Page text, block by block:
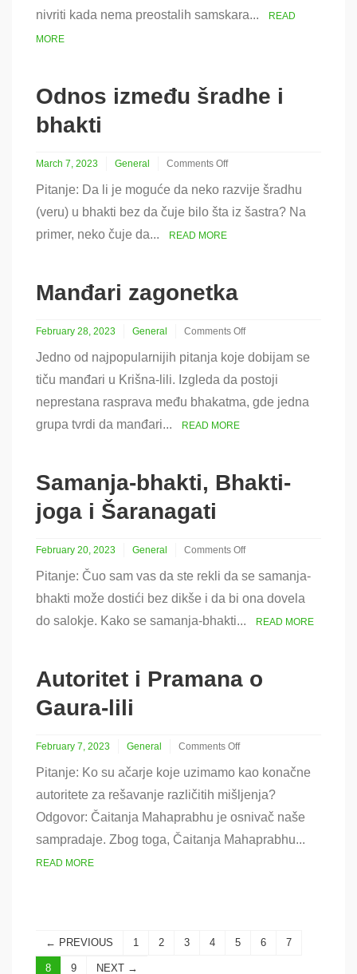
nivriti kada nema preostalih samskara...
READ
MORE
Odnos između šradhe i
bhakti
March 7, 2023 General
Comments Off
Odnos
između
šradhe
Pitanje: Da li je moguće da neko razvije šradhu
(veru) u bhakti bez da čuje bilo šta iz šastra? Na
primer, neko čuje da...
READ MORE
Manđari zagonetka
February 28, 2023 General
Comments Off
Manđari
zagonetka
Jedno od najpopularnijih pitanja koje dobijam se
tiču manđari u Krišna-lili. Izgleda da postoji
neprestana rasprava među bhakatma, gde jedna
grupa tvrdi da manđari...
READ MORE
Samanja-bhakti, Bhakti-
joga i Šaranagati
February 20, 2023 General
Comments Off
Samanja-
bhakti,
joga
Pitanje: Čuo sam vas da ste rekli da se samanja-
bhakti može dostići bez dikše i da bi ona dovela
do salokje. Kako se samanja-bhakti...
READ MORE
Autoritet i Pramana o
Gaura-lili
February 7, 2023 General
Comments Off
Autoritet
o
Gaura-
lili
Pitanje: Ko su ačarje koje uzimamo kao konačne
autoritete za rešavanje različitih mišljenja?
Odgovor: Čaitanja Mahaprabhu je osnivač naše
sampradaje. Zbog toga, Čaitanja Mahaprabhu...
READ MORE
← PREVIOUS 1 2 3 4 5 6 7
8 9 NEXT →